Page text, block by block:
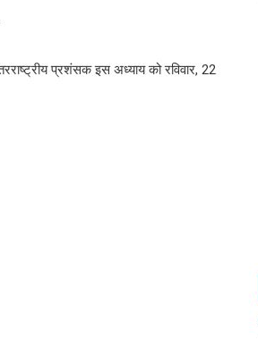
प्रशंसक इस अध्याय को रविवार, 22